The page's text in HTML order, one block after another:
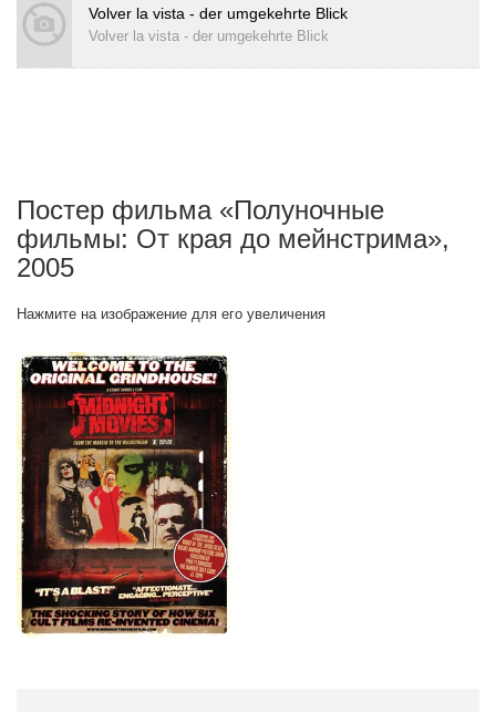
Volver la vista - der umgekehrte Blick
Volver la vista - der umgekehrte Blick
Постер фильма «Полуночные
фильмы: От края до мейнстрима»,
2005
Нажмите на изображение для его увеличения